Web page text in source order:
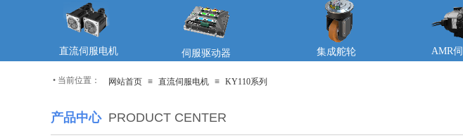
AMR
集成舵轮
伺服驱动器
直流伺服电机
• 当前位置： 网站首页 ≡ 直流伺服电机 ≡ KY110系列
产品中心PRODUCT CENTER